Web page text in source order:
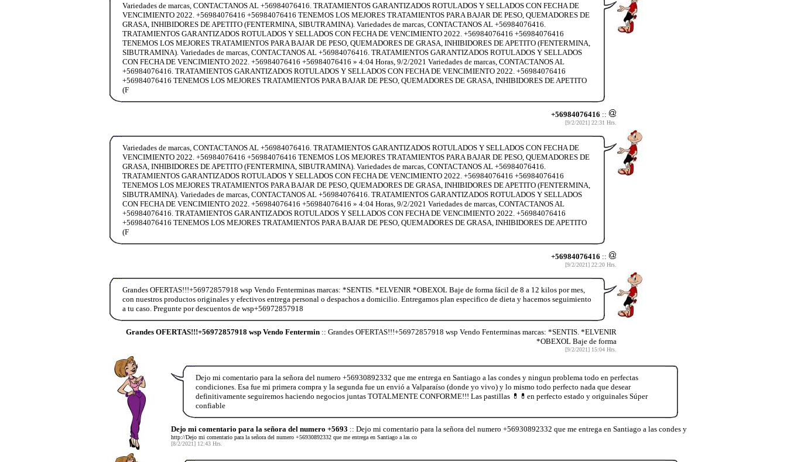
Variedades de marcas, CONTACTANOS AL +56984076416. TRATAMIENTOS GARANTIZADOS ROTULADOS Y SELLADOS CON FECHA DE
VENCIMIENTO 2022. +56984076416 +56984076416 TENEMOS LOS MEJORES TRATAMIENTOS PARA BAJAR DE PESO, QUEMADORES DE
GRASA, INHIBIDORES DE APETITO (FENTERMINA, SIBUTRAMINA). Variedades de marcas, CONTACTANOS AL +56984076416.
TRATAMIENTOS GARANTIZADOS ROTULADOS Y SELLADOS CON FECHA DE VENCIMIENTO 2022. +56984076416 +56984076416
TENEMOS LOS MEJORES TRATAMIENTOS PARA BAJAR DE PESO, QUEMADORES DE GRASA, INHIBIDORES DE APETITO (FENTERMINA,
SIBUTRAMINA). Variedades de marcas, CONTACTANOS AL +56984076416. TRATAMIENTOS GARANTIZADOS ROTULADOS Y SELLADOS
CON FECHA DE VENCIMIENTO 2022. +56984076416 +56984076416 » 4:04 Horas, 9/2/2021 Variedades de marcas, CONTACTANOS AL
+56984076416. TRATAMIENTOS GARANTIZADOS ROTULADOS Y SELLADOS CON FECHA DE VENCIMIENTO 2022. +56984076416
+56984076416 TENEMOS LOS MEJORES TRATAMIENTOS PARA BAJAR DE PESO, QUEMADORES DE GRASA, INHIBIDORES DE APETITO
(F
+56984076416 ::
[9/2/2021] 22:31 Hrs.
Variedades de marcas, CONTACTANOS AL +56984076416. TRATAMIENTOS GARANTIZADOS ROTULADOS Y SELLADOS CON FECHA DE
VENCIMIENTO 2022. +56984076416 +56984076416 TENEMOS LOS MEJORES TRATAMIENTOS PARA BAJAR DE PESO, QUEMADORES DE
GRASA, INHIBIDORES DE APETITO (FENTERMINA, SIBUTRAMINA). Variedades de marcas, CONTACTANOS AL +56984076416.
TRATAMIENTOS GARANTIZADOS ROTULADOS Y SELLADOS CON FECHA DE VENCIMIENTO 2022. +56984076416 +56984076416
TENEMOS LOS MEJORES TRATAMIENTOS PARA BAJAR DE PESO, QUEMADORES DE GRASA, INHIBIDORES DE APETITO (FENTERMINA,
SIBUTRAMINA). Variedades de marcas, CONTACTANOS AL +56984076416. TRATAMIENTOS GARANTIZADOS ROTULADOS Y SELLADOS
CON FECHA DE VENCIMIENTO 2022. +56984076416 +56984076416 » 4:04 Horas, 9/2/2021 Variedades de marcas, CONTACTANOS AL
+56984076416. TRATAMIENTOS GARANTIZADOS ROTULADOS Y SELLADOS CON FECHA DE VENCIMIENTO 2022. +56984076416
+56984076416 TENEMOS LOS MEJORES TRATAMIENTOS PARA BAJAR DE PESO, QUEMADORES DE GRASA, INHIBIDORES DE APETITO
(F
+56984076416 ::
[9/2/2021] 22:20 Hrs.
Grandes OFERTAS!!!+56972857918 wsp Vendo Fenterminas marcas: *SENTIS. *ELVENIR *OBEXOL Baje de forma fácil de 8 a 12 kilos por mes,
con nuestros productos originales y efectivos entrega personal o despachos a domicilio. Entregamos plan especifico de dieta y hacemos seguimiento
a tu caso. Pregunte por descuentos de wsp+56972857918
Grandes OFERTAS!!!+56972857918 wsp Vendo Fentermin:: Grandes OFERTAS!!!+56972857918 wsp Vendo Fenterminas marcas: *SENTIS. *ELVENIR
*OBEXOL Baje de forma
[9/2/2021] 15:04 Hrs.
Dejo mi comentario para la señora del numero +56930892332 que me entrega en Santiago a las condes y ningun problema todo en perfectas
condiciones. Esa fue mi primera compra y la segunda fue un envió a Valparaíso (donde yo vivo) y lo mismo todo perfecto nada que desear
definitivamente seguiremos haciendo negocios juntas TOTALMENTE CONFORME!!! Las pastillas 💊💊en perfecto estado y origuinales Súper
confiable
Dejo mi comentario para la señora del numero +5693 :: Dejo mi comentario para la señora del numero +56930892332 que me entrega en Santiago a las condes y
http://Dejo mi comentario para la señora del numero +56930892332 que me entrega en Santiago a las co
[8/2/2021] 12:43 Hrs.